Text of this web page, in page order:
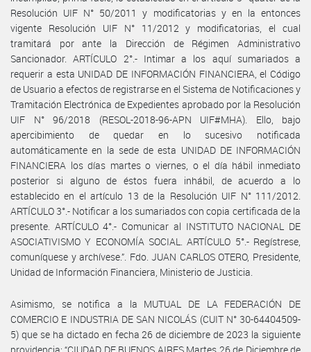
Resolución UIF N° 50/2011 y modificatorias y en la entonces
vigente Resolución UIF N° 11/2012 y modificatorias, el cual
tramitará por ante la Dirección de Régimen Administrativo
Sancionador. ARTÍCULO 2°.- Intimar a los aquí sumariados a
requerir a esta UNIDAD DE INFORMACIÓN FINANCIERA, el Código
de Usuario a efectos de registrarse en el Sistema de Notificaciones y
Tramitación Electrónica de Expedientes aprobado por la Resolución
UIF N° 96/2018 (RESOL-2018-96-APN UIF#MHA). Ello, bajo
apercibimiento de quedar en lo sucesivo notificada
automáticamente en la sede de esta UNIDAD DE INFORMACIÓN
FINANCIERA los días martes o viernes, o el día hábil inmediato
posterior si alguno de éstos fuera inhábil, de acuerdo a lo
establecido en el artículo 13 de la Resolución UIF N° 111/2012.
ARTÍCULO 3°.- Notificar a los sumariados con copia certificada de la
presente. ARTÍCULO 4°.- Comunicar al INSTITUTO NACIONAL DE
ASOCIATIVISMO Y ECONOMÍA SOCIAL. ARTÍCULO 5°.- Regístrese,
comuníquese y archívese.”. Fdo. JUAN CARLOS OTERO, Presidente,
Unidad de Información Financiera, Ministerio de Justicia.
Asimismo, se notifica a la MUTUAL DE LA FEDERACIÓN DE
COMERCIO E INDUSTRIA DE SAN NICOLÁS (CUIT N° 30-64404509-
5) que se ha dictado en fecha 26 de diciembre de 2023 la siguiente
providencia: “CIUDAD DE BUENOS AIRES Martes 26 de Diciembre de